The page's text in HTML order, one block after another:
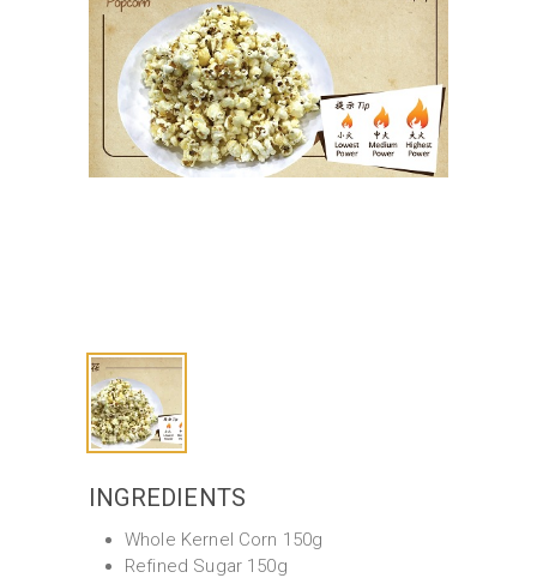
INGREDIENTS
Whole Kernel Corn 150g
Refined Sugar 150g